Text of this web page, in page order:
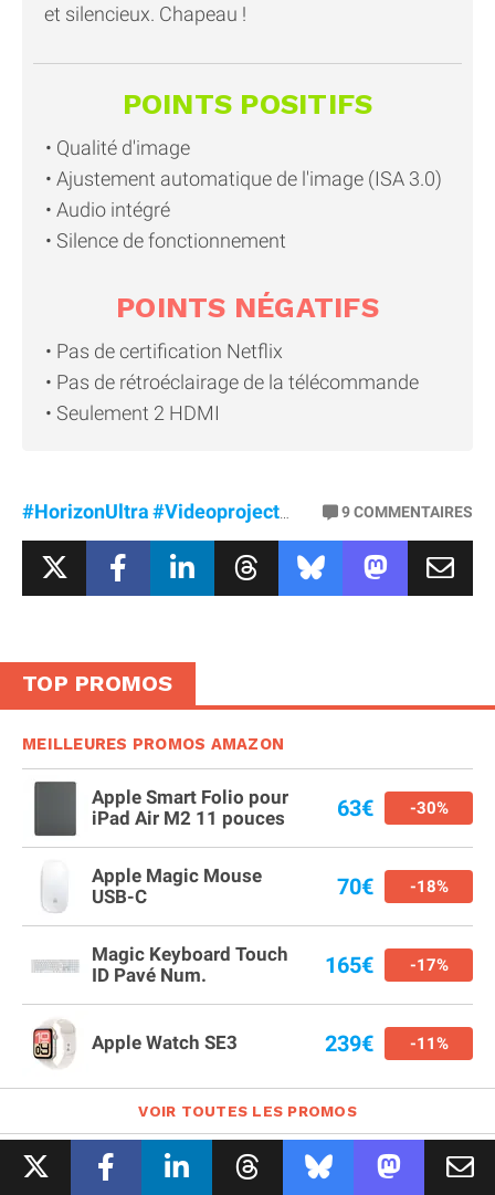
et silencieux. Chapeau !
POINTS POSITIFS
Qualité d'image
Ajustement automatique de l'image (ISA 3.0)
Audio intégré
Silence de fonctionnement
POINTS NÉGATIFS
Pas de certification Netflix
Pas de rétroéclairage de la télécommande
Seulement 2 HDMI
#HorizonUltra#Videoprojecteur #Xgimi
9COMMENTAIRES
TOP PROMOS
MEILLEURES PROMOS AMAZON
Apple Smart Folio pour
iPad Air M2 11 pouces
63€ -30%
Apple Magic Mouse
USB-C
70€ -18%
Magic Keyboard Touch
ID Pavé Num.
165€ -17%
Apple Watch SE3 239€ -11%
VOIR TOUTES LES PROMOS
TESTS & ARTICLES